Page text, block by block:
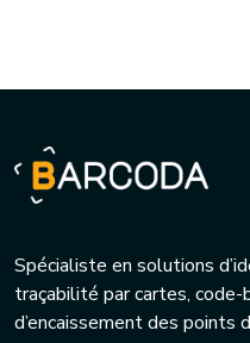
Spécialiste en solutions
traçabilité par cartes, code-
d’encaissement des points